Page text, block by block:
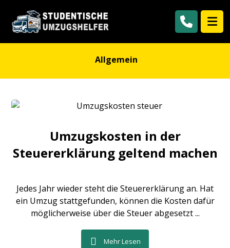
Allgemein
Umzugskosten in der
Steuererklärung geltend machen
Jedes Jahr wieder steht die Steuererklärung an. Hat
ein Umzug stattgefunden, können die Kosten dafür
möglicherweise über die Steuer abgesetzt ...
Mehr Lesen